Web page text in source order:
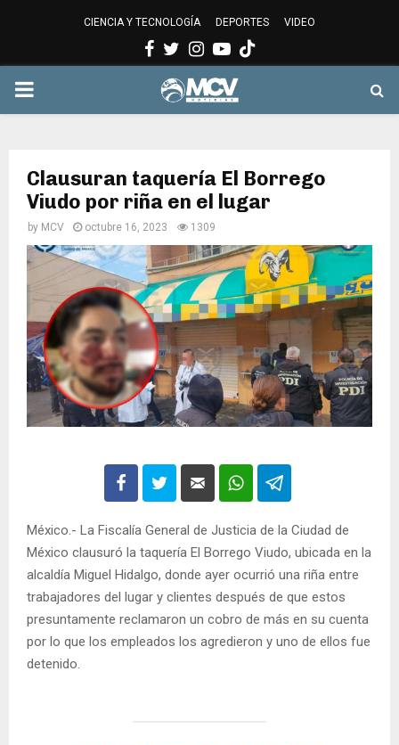
CIENCIA Y TECNOLOGÍA DEPORTES VIDEO
Facebook
Twitter
Instagram
Youtube
PRIMARY
Clausuran taquería El Borrego
Viudo por riña en el lugar
by MCV octubre 16, 2023 1309
México.- La Fiscalía General de Justicia de la Ciudad de
México clausuró la taquería El Borrego Viudo, ubicada en la
alcaldía Miguel Hidalgo, donde ayer ocurrió una riña entre
trabajadores del lugar y clientes después de que estos
presuntamente reclamaron un cobro de más en su cuenta
por lo que los empleados los agredieron y uno de ellos fue
detenido.